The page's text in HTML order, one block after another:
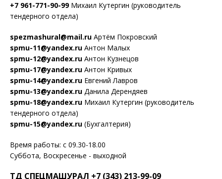
+7 961-771-90-99Михаил Кутергин (руководитель
тендерного отдела)
spezmashural@mail.ru Артём Покровский
spmu-11@yandex.ru Антон Малых
spmu-12@yandex.ru Антон Кузнецов
spmu-17@yandex.ru Антон Кривых
spmu-14@yandex.ru Евгений Лавров
spmu-13@yandex.ru Данила Дерендяев
spmu-18@yandex.ru Михаил Кутергин (руководитель
тендерного отдела)
spmu-15@yandex.ru (Бухгалтерия)
Время работы: с 09.30-18.00
Суббота, Воскресенье - выходной
ТД СПЕЦМАШУРАЛ +7 (343) 213-99-09